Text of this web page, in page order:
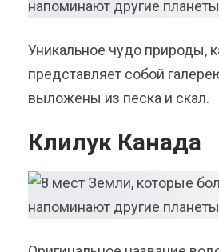
Уникальное чудо природы,
представляет собой
выложены из песка и скал.
Клилук Канада